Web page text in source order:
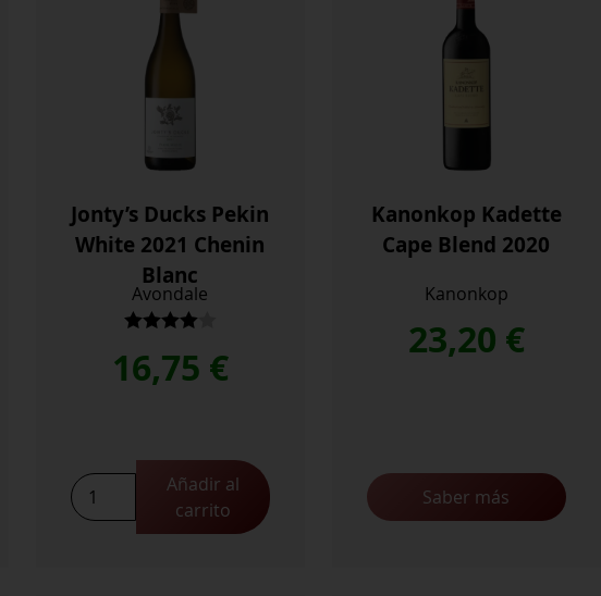
Jonty’s Ducks Pekin
White 2021 Chenin
Blanc
Avondale
con 4.00
16,75 €
Jonty's
Ducks
Añadir al
carrito
Kanonkop Kadette
Cape Blend 2020
Kanonkop
23,20 €
Saber más